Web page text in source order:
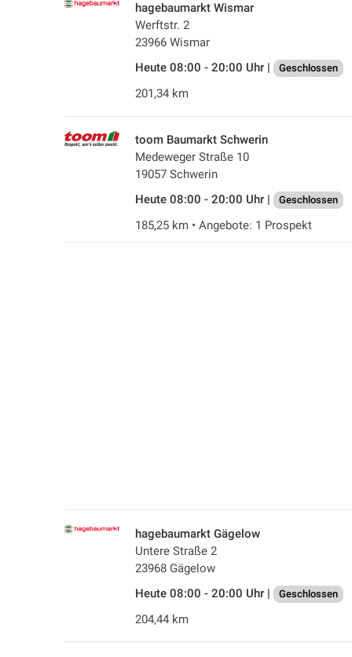
hagebaumarkt Wismar
Werftstr. 2
23966 Wismar
Heute 08:00 - 20:00 Uhr |
Geschlossen
201,34 km
toom Baumarkt Schwerin
Medeweger Straße 10
19057 Schwerin
Heute 08:00 - 20:00 Uhr |
Geschlossen
185,25 km • Angebote: 1 Prospekt
hagebaumarkt Gägelow
Untere Straße 2
23968 Gägelow
Heute 08:00 - 20:00 Uhr |
Geschlossen
204,44 km